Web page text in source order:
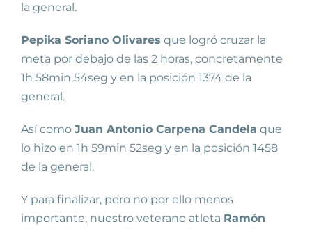
la general.
Pepika Soriano Olivares que logró cruzar la
meta por debajo de las 2 horas, concretamente
1h 58min 54seg y en la posición 1374 de la
general.
Así como Juan Antonio Carpena Candela que
lo hizo en 1h 59min 52seg y en la posición 1458
de la general.
Y para finalizar, pero no por ello menos
importante, nuestro veterano atleta Ramón